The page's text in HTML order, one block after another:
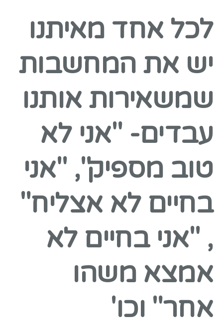
לכל אחד מאיתנו
יש את המחשבות
שמשאירות אותנו
עבדים- "אני לא
טוב מספיק", "אני
בחיים לא אצליח"
, "אני בחיים לא
אמצא משהו
אחר" וכו'